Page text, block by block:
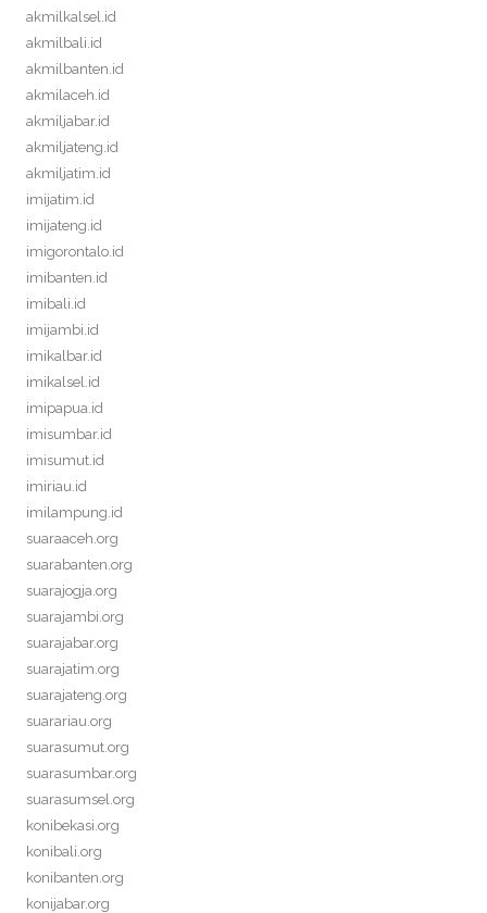
akmilkalsel.id
akmilbali.id
akmilbanten.id
akmilaceh.id
akmiljabar.id
akmiljateng.id
akmiljatim.id
imijatim.id
imijateng.id
imigorontalo.id
imibanten.id
imibali.id
imijambi.id
imikalbar.id
imikalsel.id
imipapua.id
imisumbar.id
imisumut.id
imiriau.id
imilampung.id
suaraaceh.org
suarabanten.org
suarajogja.org
suarajambi.org
suarajabar.org
suarajatim.org
suarajateng.org
suarariau.org
suarasumut.org
suarasumbar.org
suarasumsel.org
konibekasi.org
konibali.org
konibanten.org
konijabar.org